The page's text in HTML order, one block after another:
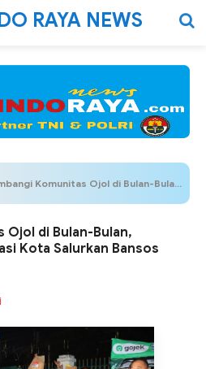
RAYA NEWS
Komunitas Ojol di Bulan-Bulan, Kapolres Metro Bekasi Kota Salurkan Bansos Malam Hari
Ojol di Bulan-Bulan,
Kota Salurkan Bansos